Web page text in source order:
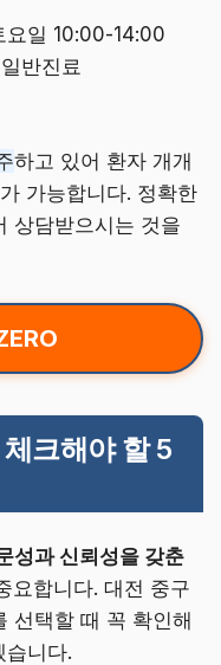
요일 10:00-14:00
반진료
하고 있어 환자 개개
가능합니다. 정확한
상담받으시는 것을
크해야 할 5
성과 신뢰성을 갖춘
요합니다. 대전 중구
선택할 때 꼭 확인해
니다.